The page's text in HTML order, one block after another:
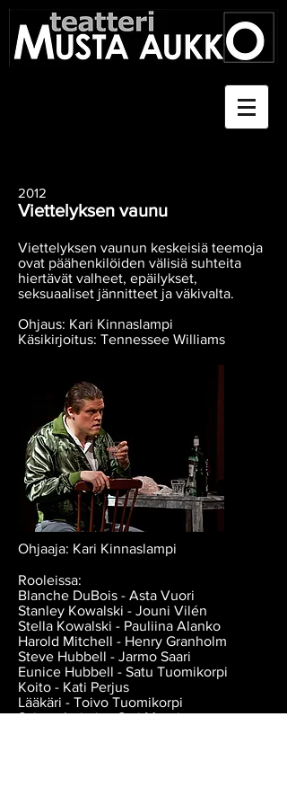
2012
Viettelyksen vaunu
Viettelyksen vaunun keskeisiä teemoja
ovat päähenkilöiden välisiä suhteita
hiertävät valheet, epäilykset,
seksuaaliset jännitteet ja väkivalta.
Ohjaus: Kari Kinnaslampi
Käsikirjoitus: Tennessee Williams
Ohjaaja: Kari Kinnaslampi
Rooleissa:
Blanche DuBois - Asta Vuori
Stanley Kowalski - Jouni Vilén
Stella Kowalski - Pauliina Alanko
Harold Mitchell - Henry Granholm
Steve Hubbell - Jarmo Saari
Eunice Hubbell - Satu Tuomikorpi
Koito - Kati Perjus
Lääkäri - Toivo Tuomikorpi
Sairaanhoitaja - Sari Muurinen